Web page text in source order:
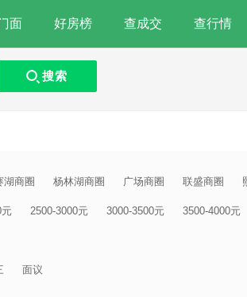
面 好房榜 查成交 查行情
搜索
湖商圈 杨林湖商圈 广场商圈 联盛商圈
元 2500-3000元 3000-3500元 3500-4000元
面议